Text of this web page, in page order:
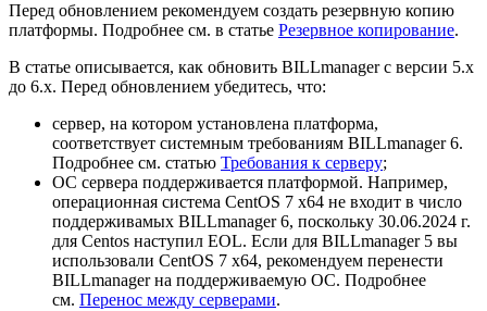
Перед обновлением рекомендуем создать резервную копию
платформы. Подробнее см. в статье Резервное копирование.
В статье описывается, как обновить BILLmanager с версии 5.х
до 6.х. Перед обновлением убедитесь, что:
сервер, на котором установлена платформа,
соответствует системным требованиям BILLmanager 6.
Подробнее см. статью Требования к серверу;
ОС сервера поддерживается платформой. Например,
операционная система CentOS 7 x64 не входит в число
поддерживамых BILLmanager 6, поскольку 30.06.2024 г.
для Centos наступил EOL. Если для BILLmanager 5 вы
использовали CentOS 7 x64, рекомендуем перенести
BILLmanager на поддерживаемую ОС. Подробнее
см. Перенос между серверами.